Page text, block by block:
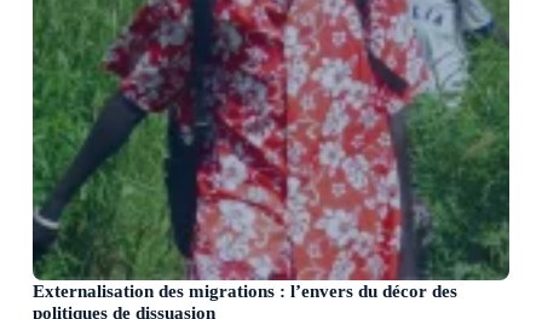
Externalisation des migrations : l’envers du décor des
politiques de dissuasion